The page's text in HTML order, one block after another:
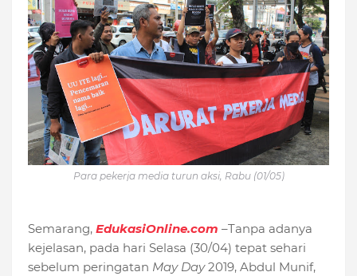
Para pekerja media turun aksi, Rabu (01/05)
Semarang, EdukasiOnline.com –Tanpa adanya
kejelasan, pada hari Selasa (30/04) tepat sehari
sebelum peringatan May Day2019, Abdul Munif,